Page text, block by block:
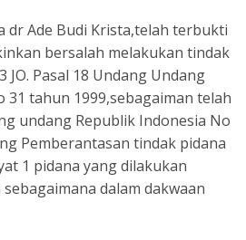
dr Ade Budi Krista,telah terbukti
bersalah melakukan tindak
JO. Pasal 18 Undang Undang
31 tahun 1999,sebagaiman telah
undang Republik Indonesia No
Pemberantasan tindak pidana
1 pidana yang dilakukan
dalam dakwaan